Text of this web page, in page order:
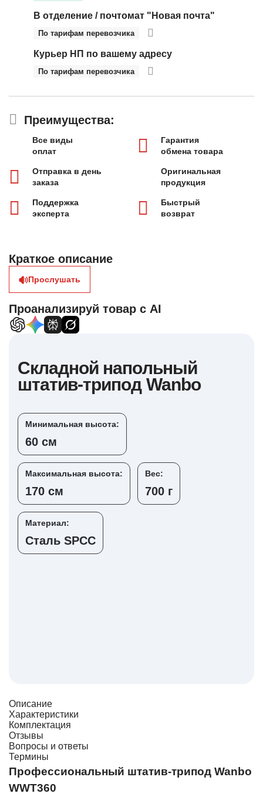
В отделение / почтомат "Новая почта"
По тарифам перевозчика
Курьер НП по вашему адресу
По тарифам перевозчика
Преимущества:
Все виды
оплат
Гарантия
обмена товара
Отправка в день
заказа
Оригинальная
продукция
Поддержка
эксперта
Быстрый
возврат
Краткое описание
Прослушать
Проанализируй товар с AI
Складной напольный
штатив-трипод Wanbo
Минимальная высота:
60 см
Максимальная высота:
170 см
Вес:
700 г
Материал:
Сталь SPCC
Описание
Характеристики
Комплектация
Отзывы
Вопросы и ответы
Термины
Профессиональный штатив-трипод Wanbo
WWT360